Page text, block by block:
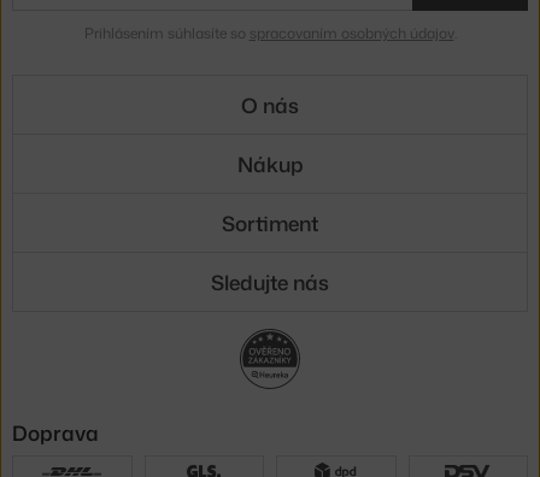
Prihlásením súhlasíte so spracovaním osobných údajov.
O nás
Nákup
Sortiment
Sledujte nás
Doprava